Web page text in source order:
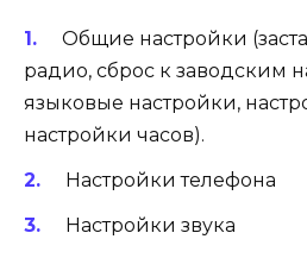
Общие настройки
радио, сброс к заводским
языковые настройки,
настройки часов).
Настройки телефона
Настройки звука